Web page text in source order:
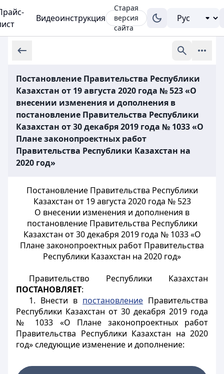
Видеоинструкция
Старая
версия
сайта
Постановление Правительства Республики
Казахстан от 19 августа 2020 года № 523 «О
внесении изменения и дополнения в
постановление Правительства Республики
Казахстан от 30 декабря 2019 года № 1033 «О
Плане законопроектных работ
Правительства Республики Казахстан на
2020 год»
Постановление Правительства Республики
Казахстан от 19 августа 2020 года № 523
О внесении изменения и дополнения в
постановление Правительства Республики
Казахстан от 30 декабря 2019 года № 1033 «О
Плане законопроектных работ Правительства
Республики Казахстан на 2020 год»
Правительство Республики Казахстан
ПОСТАНОВЛЯЕТ:
1. Внести в постановление Правительства
Республики Казахстан от 30 декабря 2019 года
№ 1033 «О Плане законопроектных работ
Правительства Республики Казахстан на 2020
год» следующие изменение и дополнение: